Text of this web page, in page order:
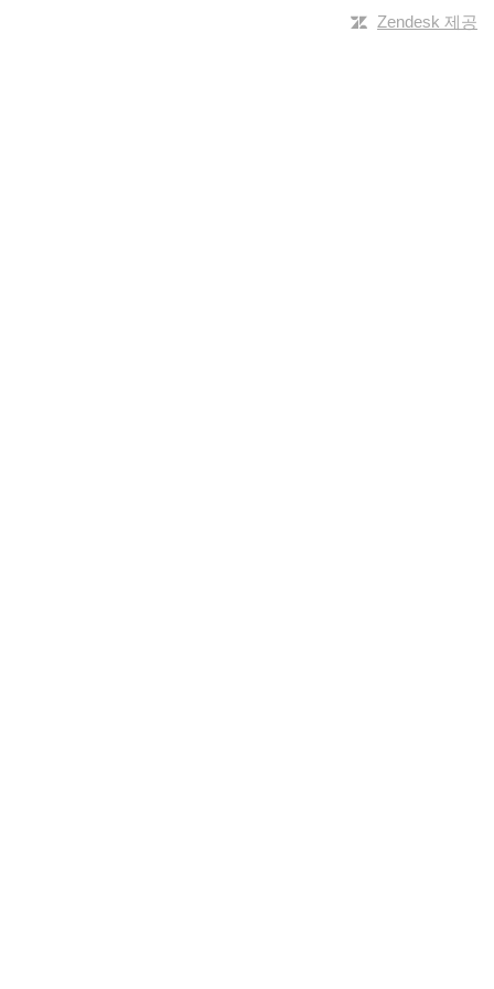
Zendesk 제공